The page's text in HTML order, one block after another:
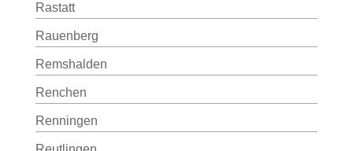
Rastatt
Rauenberg
Remshalden
Renchen
Renningen